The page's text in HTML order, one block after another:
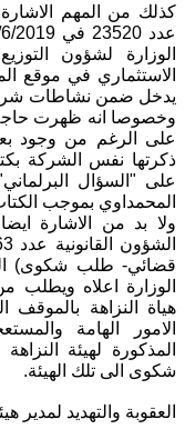
كذلك من المهم
الوزارة لشؤون
الاستثماري في موقع
يدخل ضمن نشاطات
وخصوصا انه ظهرت
على الرغم من وجود
على "السؤال
المحمداوي بموجب الكتاب عدد 464
ولا بد من الاشارة
قضائي- طلب شكوى)
الوزارة اعلاه ويطلب
هياة النزاهة بالموقف
الامور الهامة
المذكورة لهيئة
شكوى الى تلك الهيئة.
العقوبة والتهديد لمدير